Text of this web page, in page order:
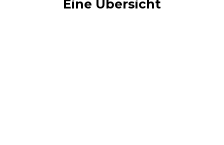
Eine Übersicht